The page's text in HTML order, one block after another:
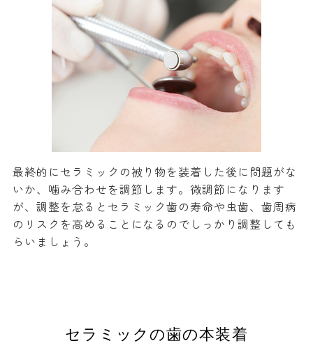
最終的にセラミックの被り物を装着した後に問題がな
いか、噛み合わせを調節します。微調節になります
が、調整を怠るとセラミック歯の寿命や虫歯、歯周病
のリスクを高めることになるのでしっかり調整しても
らいましょう。
セラミックの歯の本装着